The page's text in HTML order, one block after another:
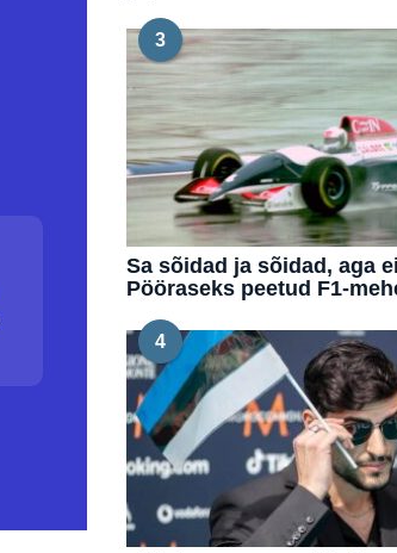
3
Sa sõidad ja sõidad, aga
Pööraseks peetud F1-
4